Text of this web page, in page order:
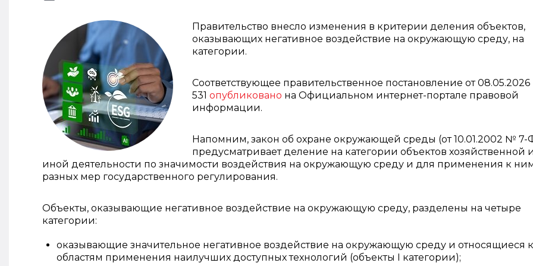
Правительство внесло изменения в критерии деления объектов,
оказывающих негативное воздействие на окружающую среду, на
категории.
Соответствующее правительственное постановление от
531 опубликовано на Официальном интернет-портале правовой
информации.
Напомним, закон об охране окружающей среды (от 10.01.2002 № 7-
предусматривает деление на категории объектов хозяйственной
иной деятельности по значимости воздействия на окружающую среду и для применения к
разных мер государственного регулирования.
Объекты, оказывающие негативное воздействие на окружающую среду, разделены на четыре
категории:
оказывающие значительное негативное воздействие на окружающую среду и относящиеся к
областям применения наилучших доступных технологий (объекты I категории);